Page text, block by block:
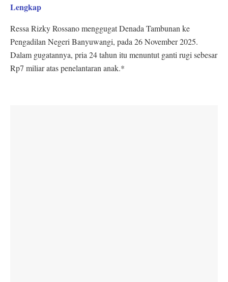
Lengkap
Ressa Rizky Rossano menggugat Denada Tambunan ke
Pengadilan Negeri Banyuwangi, pada 26 November 2025.
Dalam gugatannya, pria 24 tahun itu menuntut ganti rugi sebesar
Rp7 miliar atas penelantaran anak.*